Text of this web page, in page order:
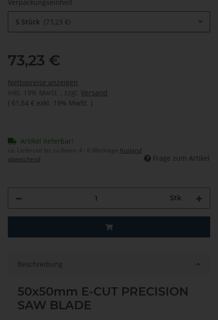
Verpackungseinheit
5 Stück 73,23 €
73,23 €
Nettopreise anzeigen
inkl. 19% MwSt. , zzgl. Versand
( 61,54 € exkl. 19% MwSt. )
Artikel lieferbar!
ca. Lieferzeit bis zu Ihnen: 4 - 6 Werktage Ausland
abweichend
Frage zum Artikel
Stk
Beschreibung
50x50mm E-CUT PRECISION
SAW BLADE